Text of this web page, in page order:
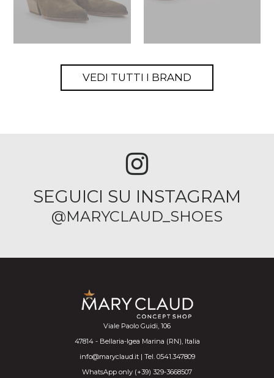
VEDI TUTTI I BRAND
SEGUICI SU INSTAGRAM
@MARYCLAUD_SHOES
Viale Paolo Guidi, 106
47814 - Bellaria-Igea Marina (RN), Italia
info@maryclaud.it | Tel. 0541.347809
WhatsApp only (+39) 329-3668507